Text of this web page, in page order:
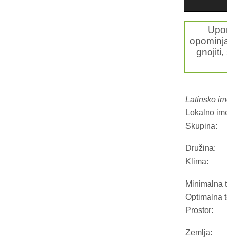
gnojiti,
Latinsko
Lokalno
Skupina:
Družina:
Klima:
Minimalna
Optimalna
Prostor:
Zemlja: